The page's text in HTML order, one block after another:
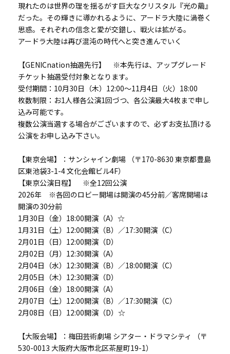
現れたのは世界の理を揺るがす巨大なクリスタル『光の繭』
だった。その輝きに導かれるように、アードラ大陸に渦巻く
思惑。それぞれの信念と愛が交錯し、戦火は拡がる。
アードラ大陸は再び混沌の時代へと突き進んでいく
【GENICnation抽選先行】 ※本先行は、アップグレード
チケット抽選受付対象となります。
受付期間：10月30日（木）12:00～11月4日（火）18:00
枚数制限：お1人様各公演1回づつ、各公演最大4枚まで申し
込み可能です。
複数公演当選する場合がございますので、必ずお支払頂ける
公演をお申し込み下さい。
【東京会場】：サンシャイン劇場 （〒170-8630 東京都豊島
区東池袋3-1-4 文化会館ビル4F）
【東京公演日程】 ※全12回公演
2026年 ※各回のロビー開場は開演の45分前／客席開場は
開演の30分前
1月30日（金）18:00開演（A）☆
1月31日（土）12:00開演（B）／17:30開演（C）
2月01日（日）12:00開演（D）
2月02日（月）12:30開演（A）
2月04日（水）12:30開演（B）／18:00開演（C）
2月05日（木）12:30開演（D）
2月06日（金）18:00開演（A）
2月07日（土）12:00開演（B）／17:30開演（C）
2月08日（日）12:00開演（D）☆
【大阪会場】：梅田芸術劇場 シアター・ドラマシティ （〒
530-0013 大阪府大阪市北区茶屋町19-1）